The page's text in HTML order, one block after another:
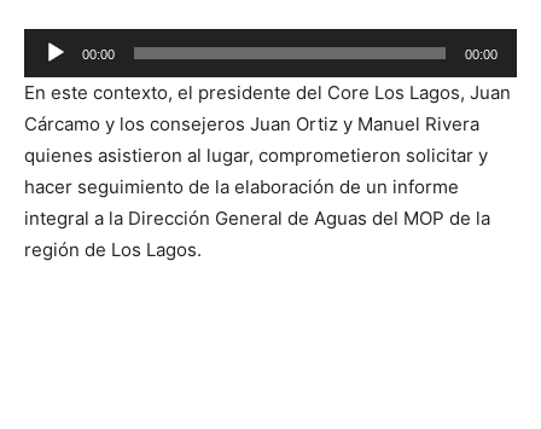
Reproductor
de
audio
00:00 00:00
En este contexto, el presidente del Core Los Lagos, Juan
Cárcamo y los consejeros Juan Ortiz y Manuel Rivera
quienes asistieron al lugar, comprometieron solicitar y
hacer seguimiento de la elaboración de un informe
integral a la Dirección General de Aguas del MOP de la
región de Los Lagos.